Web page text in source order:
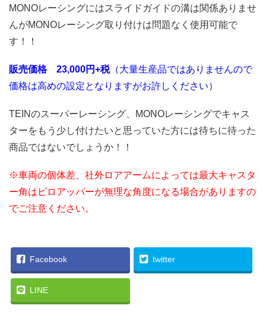
MONOレーシングにはスライドガイドの溝は関係ありませ
んがMONOレーシング取り付けは問題なく使用可能で
す！！
販売価格 23,000円+税（大量生産品ではありませんので
価格は高めの設定となりますがお許しください）
TEINのスーパーレーシング、MONOレーシングでキャス
ターをもう少し付けたいと思っていた方には待ちに待った
商品ではないでしょうか！！
※車両の個体差、社外ロアアームによっては最大キャスタ
ー角はピロアッパーが無理な角度になる場合がありますの
でご注意ください。
Facebook twitter
LINE